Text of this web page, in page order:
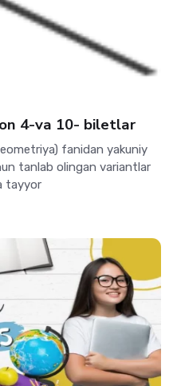
4-va 10- biletlar
fanidan yakuniy
tanlab olingan variantlar
tayyor